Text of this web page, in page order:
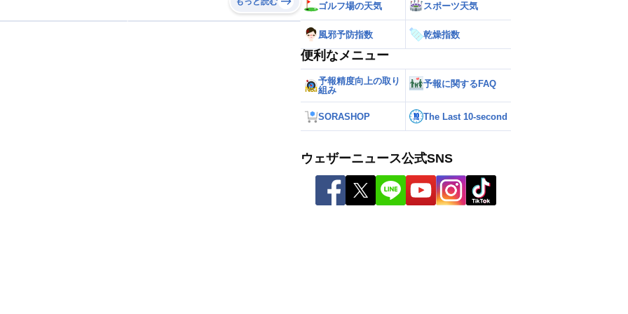
ゴルフ場の天気 スポーツ天気
風邪予防指数 乾燥指数
便利なメニュー
予報精度向上の取り
組み
予報に関するFAQ
SORASHOP The Last 10-second
ウェザーニュース公式SNS